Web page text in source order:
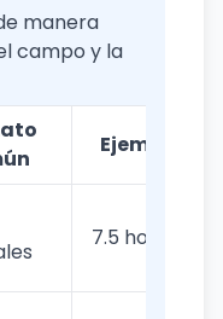
manera
campo y la
Ejemplo
7.5 horas